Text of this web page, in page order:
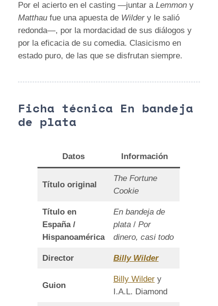
Por el acierto en el casting —juntar aLemmony
Matthaufue una apuesta de Wildery le salió
redonda—, por la mordacidad de sus diálogos y
por la eficacia de su comedia. Clasicismo en
estado puro, de las que se disfrutan siempre.
Ficha técnica En bandeja
de plata
Datos Información
Título original
The Fortune
Cookie
Título en
España /
Hispanoamérica
En bandeja de
plata/ Por
dinero, casi todo
Director Billy Wilder
Guion
Billy Wildery
I.A.L. Diamond